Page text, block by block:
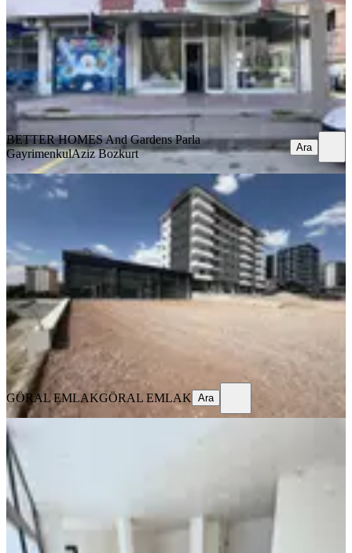
1 Oda·99 m²·Düz Giriş (Zemin)·14.07.2026
25.000 ₺
BETTER HOMES And Gardens Parla GayrimenkulAziz Bozkurt
Ara
BETTER HOMES And Gardens Parla
GayrimenkulAziz Bozkurt Ara
Saraycık Mah Bulvar Cephe 320 M2
Kapalı Otoparklı
Ankara, Sincan
1 Oda·321 m²·Düz Giriş (Zemin) ·29.06.2026
275.000 ₺
GÖRAL EMLAK
Ara
GÖRAL EMLAKGÖRAL EMLAK Ara
·106 m² Düz Giriş (Zemin)·